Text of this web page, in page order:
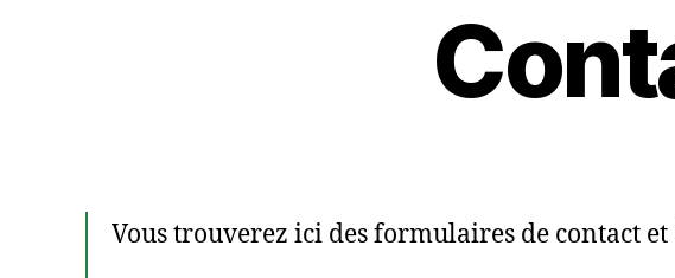
Vous trouverez ici des formulaires de contact et